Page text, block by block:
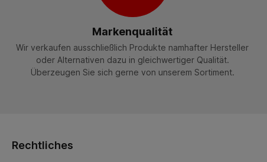
Markenqualität
Wir verkaufen ausschließlich Produkte namhafter Hersteller
oder Alternativen dazu in gleichwertiger Qualität.
Überzeugen Sie sich gerne von unserem Sortiment.
Rechtliches